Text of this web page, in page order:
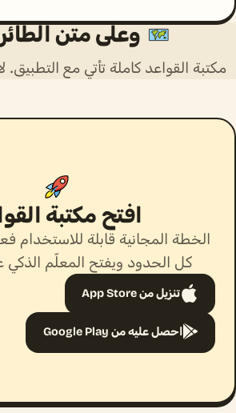
وعلى متن
مكتبة القواعد كاملة تأتي مع
افتح مكتبة
الخطة المجانية قابلة للاستخدام
كل الحدود ويفتح المعلّم الذكي
تنزيل من App Store
احصل عليه من Google Play